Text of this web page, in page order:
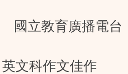
國立教育廣播電台
英文科作文佳作